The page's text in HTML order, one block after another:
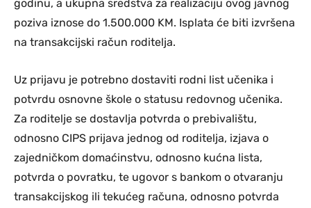
godinu, a ukupna sredstva za realizaciju ovog javnog
poziva iznose do 1.500.000 KM. Isplata će biti izvršena
na transakcijski račun roditelja.
Uz prijavu je potrebno dostaviti rodni list učenika i
potvrdu osnovne škole o statusu redovnog učenika.
Za roditelje se dostavlja potvrda o prebivalištu,
odnosno CIPS prijava jednog od roditelja, izjava o
zajedničkom domaćinstvu, odnosno kućna lista,
potvrda o povratku, te ugovor s bankom o otvaranju
transakcijskog ili tekućeg računa, odnosno potvrda